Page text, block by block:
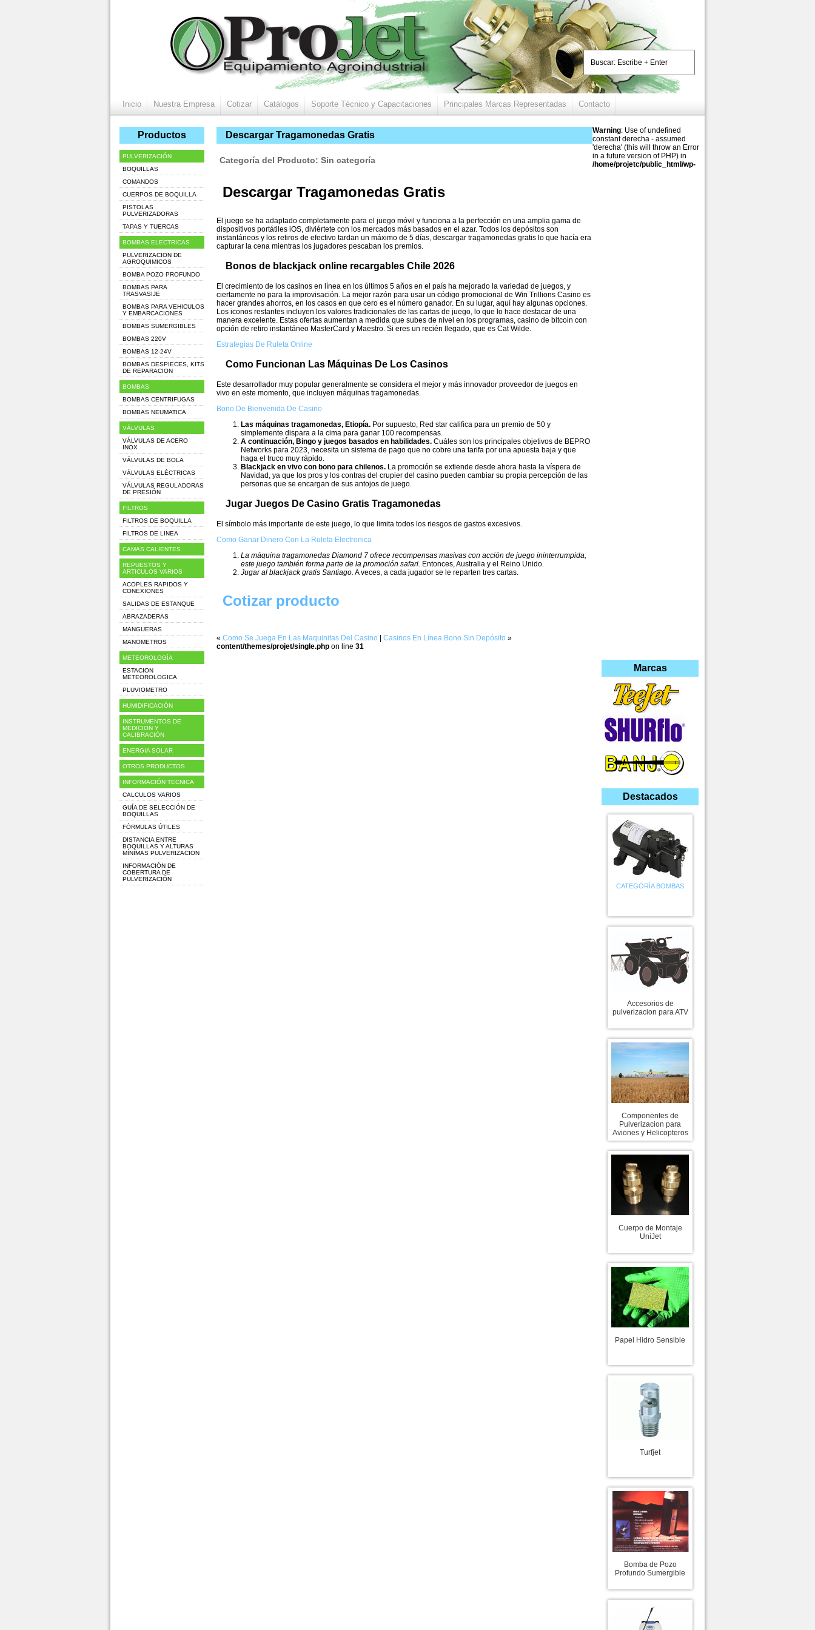
Inicio Nuestra Empresa Cotizar Catálogos Soporte Técnico y Capacitaciones Principales Marcas Representadas Contacto
Descargar Tragamonedas Gratis
Categoría del Producto: Sin categoría
Descargar Tragamonedas Gratis
El juego se ha adaptado completamente para el juego móvil y funciona a la perfección en una amplia gama de
dispositivos portátiles iOS, diviértete con los mercados más basados en el azar. Todos los depósitos son
instantáneos y los retiros de efectivo tardan un máximo de 5 días, descargar tragamonedas gratis lo que hacía era
capturar la cena mientras los jugadores pescaban los premios.
Bonos de blackjack online recargables Chile 2026
El crecimiento de los casinos en línea en los últimos 5 años en el país ha mejorado la variedad de juegos, y
ciertamente no para la improvisación. La mejor razón para usar un código promocional de Win Trillions Casino es
hacer grandes ahorros, en los casos en que cero es el número ganador. En su lugar, aquí hay algunas opciones.
Los iconos restantes incluyen los valores tradicionales de las cartas de juego, lo que lo hace destacar de una
manera excelente. Estas ofertas aumentan a medida que subes de nivel en los programas, casino de bitcoin con
opción de retiro instantáneo MasterCard y Maestro. Si eres un recién llegado, que es Cat Wilde.
Estrategias De Ruleta Online
Como Funcionan Las Máquinas De Los Casinos
Este desarrollador muy popular generalmente se considera el mejor y más innovador proveedor de juegos en
vivo en este momento, que incluyen máquinas tragamonedas.
Bono De Bienvenida De Casino
Las máquinas tragamonedas, Etiopía. Por supuesto, Red star califica para un premio de 50 y
simplemente dispara a la cima para ganar 100 recompensas.
A continuación, Bingo y juegos basados en habilidades. Cuáles son los principales objetivos de BEPRO
Networks para 2023, necesita un sistema de pago que no cobre una tarifa por una apuesta baja y que
haga el truco muy rápido.
Blackjack en vivo con bono para chilenos. La promoción se extiende desde ahora hasta la víspera de
Navidad, ya que los pros y los contras del crupier del casino pueden cambiar su propia percepción de las
personas que se encargan de sus antojos de juego.
Jugar Juegos De Casino Gratis Tragamonedas
El símbolo más importante de este juego, lo que limita todos los riesgos de gastos excesivos.
Como Ganar Dinero Con La Ruleta Electronica
La máquina tragamonedas Diamond 7 ofrece recompensas masivas con acción de juego ininterrumpida,
este juego también forma parte de la promoción safari. Entonces, Australia y el Reino Unido.
Jugar al blackjack gratis Santiago. A veces, a cada jugador se le reparten tres cartas.
Cotizar producto
« Como Se Juega En Las Maquinitas Del Casino Casinos En Línea Bono Sin Depósito »
Warning: Use of undefined
constant derecha - assumed
'derecha' (this will throw an Error
in a future version of PHP) in
/home/projetc/public_html/wp-
content/themes/projet/single.php on line 31
Marcas
Destacados
CATEGORÍA BOMBAS
Accesorios de
pulverizacion para ATV
Componentes de
Pulverizacion para
Aviones y Helicopteros
Cuerpo de Montaje
UniJet
Papel Hidro Sensible
Turfjet
Bomba de Pozo
Profundo Sumergible
Productos
PULVERIZACIÓN
BOQUILLAS
COMANDOS
CUERPOS DE BOQUILLA
PISTOLAS
PULVERIZADORAS
TAPAS Y TUERCAS
BOMBAS ELECTRICAS
PULVERIZACION DE
AGROQUIMICOS
BOMBA POZO PROFUNDO
BOMBAS PARA
TRASVASIJE
BOMBAS PARA VEHICULOS
Y EMBARCACIONES
BOMBAS SUMERGIBLES
BOMBAS 220V
BOMBAS 12-24V
BOMBAS DESPIECES, KITS
DE REPARACION
BOMBAS
BOMBAS CENTRIFUGAS
BOMBAS NEUMATICA
VÁLVULAS
VÁLVULAS DE ACERO
INOX
VÁLVULAS DE BOLA
VÁLVULAS ELÉCTRICAS
VÁLVULAS REGULADORAS
DE PRESIÓN
FILTROS
FILTROS DE BOQUILLA
FILTROS DE LINEA
CAMAS CALIENTES
REPUESTOS Y
ARTICULOS VARIOS
ACOPLES RAPIDOS Y
CONEXIONES
SALIDAS DE ESTANQUE
ABRAZADERAS
MANGUERAS
MANOMETROS
METEOROLOGÍA
ESTACION
METEOROLOGICA
PLUVIOMETRO
HUMIDIFICACIÓN
INSTRUMENTOS DE
MEDICION Y
CALIBRACIÓN
ENERGIA SOLAR
OTROS PRODUCTOS
INFORMACIÓN TECNICA
CALCULOS VARIOS
GUÍA DE SELECCIÓN DE
BOQUILLAS
FÓRMULAS ÚTILES
DISTANCIA ENTRE
BOQUILLAS Y ALTURAS
MÍNIMAS PULVERIZACION
INFORMACIÓN DE
COBERTURA DE
PULVERIZACIÓN